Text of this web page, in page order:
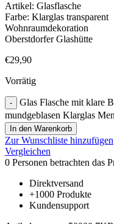
Artikel: Glasflasche
Farbe: Klarglas transparent
Wohnraumdekoration
Oberstdorfer Glashütte
€29,90
Vorrätig
Glas Flasche mit klare
mundgeblasen Klarglas
In den Warenkorb
Zur Wunschliste hinzufügen
Vergleichen
0 Personen betrachten das
Direktversand
+1000 Produkte
Kundensupport